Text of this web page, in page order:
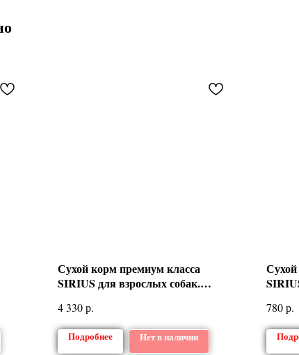
Сухой корм премиум класса
SIRIUS для взрослых собак.
4 330р.
Подробнее Нет в наличии
780р.